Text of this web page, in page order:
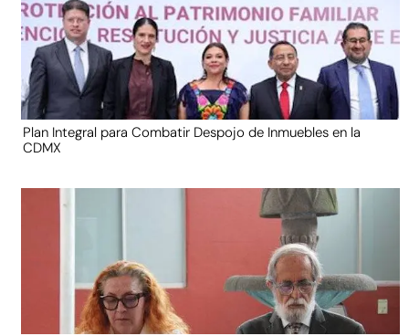
Plan Integral para Combatir Despojo de Inmuebles en la
CDMX